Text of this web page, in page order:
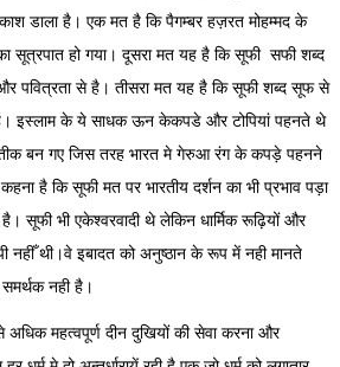
डाला है। एक मत है कि पैगम्बर हज़रत मोहम्मद के
सूत्रपात हो गया। दूसरा मत यह है कि सूफी सफी शब्द
पवित्रता से है। तीसरा मत यह है कि सूफी शब्द सूफ से
इस्लाम के ये साधक ऊन केकपडे और टोपियां पहनते थे
बन गए जिस तरह भारत मे गेरुआ रंग के कपड़े पहनने
कहना है कि सूफी मत पर भारतीय दर्शन का भी प्रभाव पड़ा
सूफी भी एकेश्वरवादी थे लेकिन धार्मिक रूढ़ियों और
नहीँ थी।वे इबादत को अनुष्ठान के रूप में नही मानते
नही है।
महत्वपूर्ण दीन दुखियों की सेवा करना और